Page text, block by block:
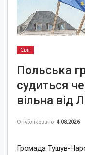
Світ
Польська
судиться
вільна від
Опубліковано 4.08.2026
Громада Тушув-